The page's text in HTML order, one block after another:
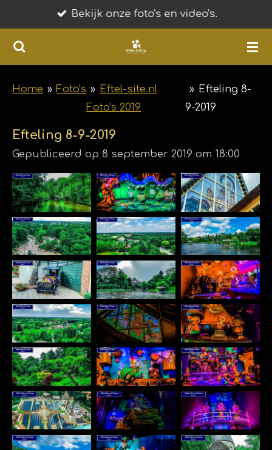
direct
naar
de
hoofdinhoud
Bekijk onze foto's en video's.
Home » Foto's » Eftel-site.nl
Foto's 2019
» Efteling 8-
9-2019
Efteling 8-9-2019
Gepubliceerd op 8 september 2019 om 18:00